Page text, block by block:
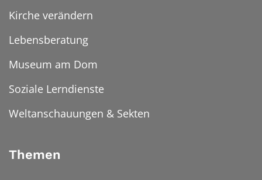
Kirche verändern
Lebensberatung
Museum am Dom
Soziale Lerndienste
Weltanschauungen & Sekten
Themen